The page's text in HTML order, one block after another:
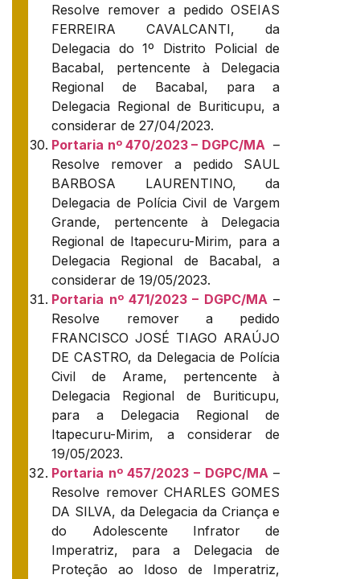
Resolve remover a pedido OSEIAS
FERREIRA CAVALCANTI, da
Delegacia do 1º Distrito Policial de
Bacabal, pertencente à Delegacia
Regional de Bacabal, para a
Delegacia Regional de Buriticupu, a
considerar de 27/04/2023.
Portaria nº 470/2023 – DGPC/MA –
Resolve remover a pedido SAUL
BARBOSA LAURENTINO, da
Delegacia de Polícia Civil de Vargem
Grande, pertencente à Delegacia
Regional de Itapecuru-Mirim, para a
Delegacia Regional de Bacabal, a
considerar de 19/05/2023.
Portaria nº 471/2023 – DGPC/MA –
Resolve remover a pedido
FRANCISCO JOSÉ TIAGO ARAÚJO
DE CASTRO, da Delegacia de Polícia
Civil de Arame, pertencente à
Delegacia Regional de Buriticupu,
para a Delegacia Regional de
Itapecuru-Mirim, a considerar de
19/05/2023.
Portaria nº 457/2023 – DGPC/MA –
Resolve remover CHARLES GOMES
DA SILVA, da Delegacia da Criança e
do Adolescente Infrator de
Imperatriz, para a Delegacia de
Proteção ao Idoso de Imperatriz,